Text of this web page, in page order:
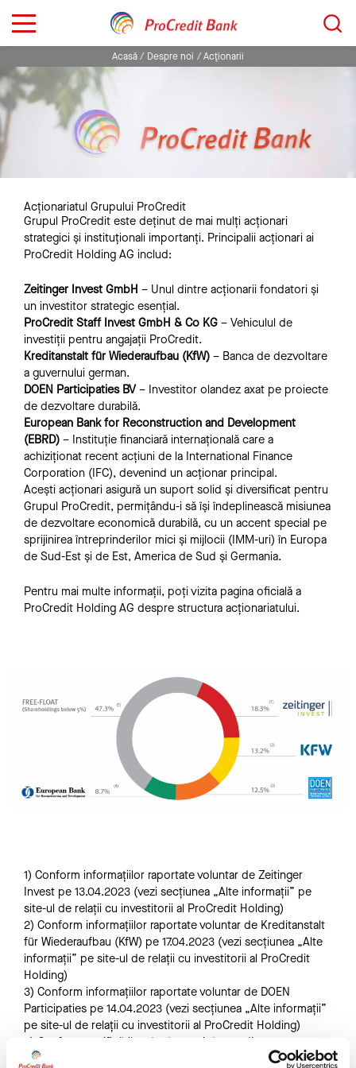
Acasă Despre noi Acţionarii
Acționariatul Grupului ProCredit
Grupul ProCredit este deținut de mai mulți acționari
strategici și instituționali importanți. Principalii acționari ai
ProCredit Holding AG includ:
Zeitinger Invest GmbH – Unul dintre acționarii fondatori și
un investitor strategic esențial.
ProCredit Staff Invest GmbH & Co KG – Vehiculul de
investiții pentru angajații ProCredit.
Kreditanstalt für Wiederaufbau (KfW) – Banca de dezvoltare
a guvernului german.
DOEN Participaties BV– Investitor olandez axat pe proiecte
de dezvoltare durabilă.
European Bank for Reconstruction and Development
(EBRD) – Instituție financiară internațională care a
achiziționat recent acțiuni de la International Finance
Corporation (IFC), devenind un acționar principal​​.
Acești acționari asigură un suport solid și diversificat pentru
Grupul ProCredit, permițându-i să își îndeplinească misiunea
de dezvoltare economică durabilă, cu un accent special pe
sprijinirea întreprinderilor mici și mijlocii (IMM-uri) în Europa
de Sud-Est și de Est, America de Sud și Germania.
Pentru mai multe informații, poți vizita pagina oficială a
ProCredit Holding AG despre structura acționariatului​.
1) Conform informațiilor raportate voluntar de Zeitinger
Invest pe 13.04.2023 (vezi secțiunea „Alte informații” pe
site-ul de relații cu investitorii al ProCredit Holding)
2) Conform informațiilor raportate voluntar de Kreditanstalt
für Wiederaufbau (KfW) pe 17.04.2023 (vezi secțiunea „Alte
informații” pe site-ul de relații cu investitorii al ProCredit
Holding)
3) Conform informațiilor raportate voluntar de DOEN
Participaties pe 14.04.2023 (vezi secțiunea „Alte informații”
pe site-ul de relații cu investitorii al ProCredit Holding)
4) Conform notificărilor de drepturi de vot din 23.05.2023
5) Conform notificării privind drepturile de vot transmisă de